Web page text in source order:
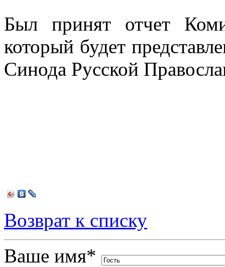
Был принят отчет
который будет
Синода Русской
Возврат к списку
Ваше имя*